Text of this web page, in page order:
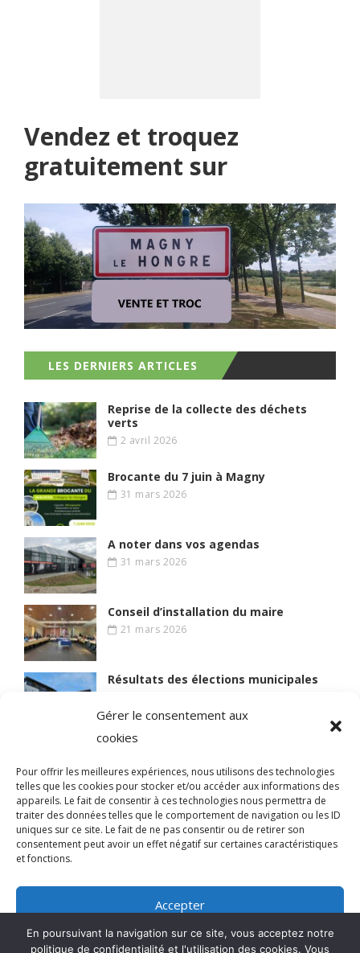
Gérer le consentement aux
cookies
Pour offrir les meilleures expériences, nous utilisons des technologies
telles que les cookies pour stocker et/ou accéder aux informations des
appareils. Le fait de consentir à ces technologies nous permettra de
traiter des données telles que le comportement de navigation ou les ID
uniques sur ce site. Le fait de ne pas consentir ou de retirer son
consentement peut avoir un effet négatif sur certaines caractéristiques
et fonctions.
Accepter
Refuser
Vendez et troquez
gratuitement sur
LES DERNIERS ARTICLES
Reprise de la collecte des déchets
verts
2 avril 2026
Brocante du 7 juin à Magny
31 mars 2026
A noter dans vos agendas
31 mars 2026
Conseil d’installation du maire
21 mars 2026
Résultats des élections municipales
© 2021 BIEN VIVRE A MAGNY
Mentions légales
En poursuivant la navigation sur ce site, vous acceptez notre
politique de confidentialité et l'utilisation des cookies. Vous